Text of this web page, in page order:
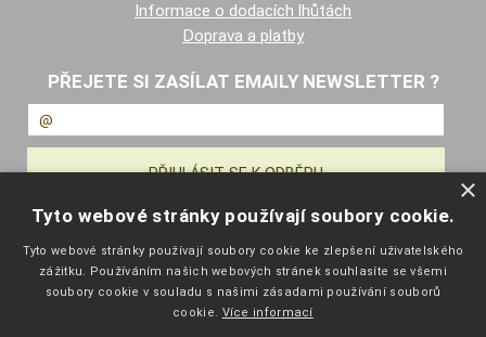
Informace o dodacích lhůtách
Doprava a platby
PŘEJETE SI ZASÍLAT EMAILY NEWSLETTER ?
NAVIGACE
Úvodní strana
Katalog zboží
×
Tyto webové stránky používají soubory cookie.
Tyto webové stránky používají soubory cookie ke zlepšení uživatelského
zážitku. Používáním našich webových stránek souhlasíte se všemi
soubory cookie v souladu s našimi zásadami používání souborů
cookie. Více informací